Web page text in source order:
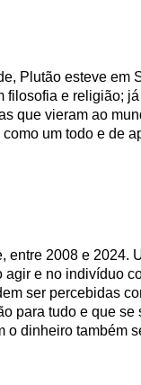
Plutão esteve em
filosofia e religião;
que vieram ao
um todo e de
entre 2008 e 2024.
agir e no indivíduo
ser percebidas
para tudo e que
o dinheiro também